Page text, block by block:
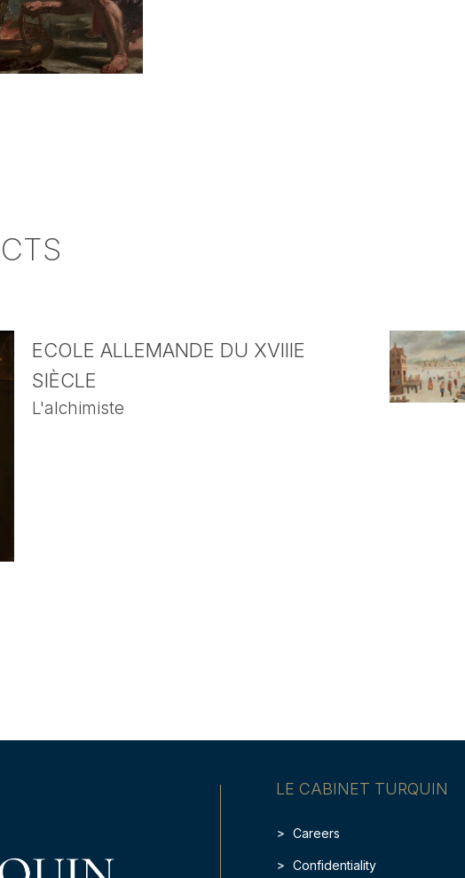
ECOLE ALLEMANDE DU XVIIIE
SIÈCLE
L'alchimiste
LE CABINET TURQUIN
Careers
Confidentiality